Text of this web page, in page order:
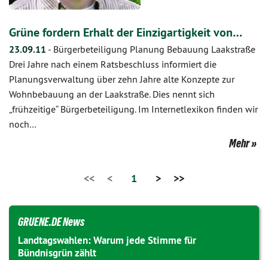
Grüne fordern Erhalt der Einzigartigkeit von…
23.09.11 - Bürgerbeteiligung Planung Bebauung Laakstraße
Drei Jahre nach einem Ratsbeschluss informiert die
Planungsverwaltung über zehn Jahre alte Konzepte zur
Wohnbebauung an der Laakstraße. Dies nennt sich
„frühzeitige“ Bürgerbeteiligung. Im Internetlexikon finden wir
noch…
Mehr
<< < 1 > >>
GRUENE.DE News
Landtagswahlen: Warum jede Stimme für
Bündnisgrün zählt